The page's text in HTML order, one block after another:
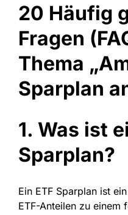
20 Häufig
Fragen
Thema
Sparplan
1. Was ist
Sparplan?
Ein ETF Sparplan ist
ETF-Anteilen zu einem